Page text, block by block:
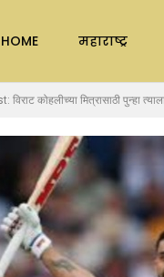
HOME महाराष्ट्र
कोहलीच्या मित्रासाठी पुन्हा